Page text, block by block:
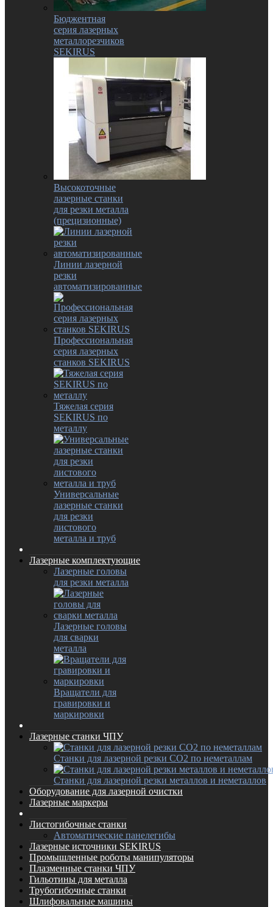
Бюджентная
серия лазерных
металлорезчиков
SEKIRUS
Высокоточные
лазерные станки
для резки металла
(прецизионные)
Линии лазерной
резки
автоматизированные
Профессиональная
серия лазерных
станков SEKIRUS
Тяжелая серия
SEKIRUS по
металлу
Универсальные
лазерные станки
для резки
листового
металла и труб
Лазерные комплектующие
Лазерные головы
для резки металла
Лазерные головы
для сварки
металла
Вращатели для
гравировки и
маркировки
Лазерные станки ЧПУ
Станки для лазерной резки CO2 по неметаллам
Станки для лазерной резки металлов и неметаллов
Оборудование для лазерной очистки
Лазерные маркеры
Листогибочные станки
Автоматические панелегибы
Лазерные источники SEKIRUS
Промышленные роботы манипуляторы
Плазменные станки ЧПУ
Гильотины для металла
Трубогибочные станки
Шлифовальные машины